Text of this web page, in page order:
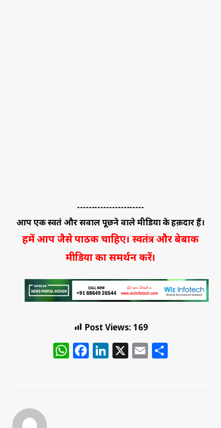
-----------------------
आप एक स्वतंत्र और सवाल पूछने वाले मीडिया के हक़दार हैं।
हमें आप जैसे पाठक चाहिए। स्वतंत्र और बेबाक
मीडिया का समर्थन करें।
Post Views: 169
WhatsApp
Facebook
LinkedIn
X Email